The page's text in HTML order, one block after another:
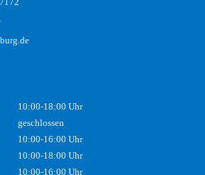
10:00-18:00 Uhr
geschlossen
10:00-16:00 Uhr
10:00-18:00 Uhr
10:00-16:00 Uhr